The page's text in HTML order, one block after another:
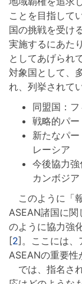
ことを目指して
国の挑戦を受け
実施するにあた
としてあげられ
対象国として、
れ、列挙されてい
同盟国：
戦略的パ
新たなパ
レーシア
今後協力強
カンボジア
このように「
ASEAN諸国に
のように協力強
[2]。ここには、
ASEANの重要性
では、指名さ